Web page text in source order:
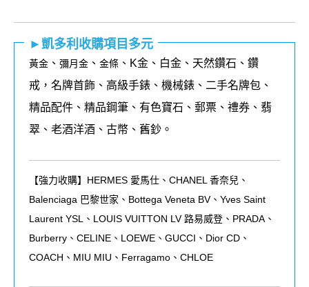
►凱多利收購項目多元
黃金 、 彌月金 、 金條 、K金、白金、天然鑽石、鑽
戒，名牌首飾、高級手錶、機械錶、二手名牌包、
精品配件、精品鋼筆、有色寶石、郵票、禮券、翡
翠、老酒洋酒、古幣、舊鈔。
【強力收購】HERMES 愛馬仕、CHANEL 香奈兒、
Balenciaga 巴黎世家、Bottega Veneta BV、Yves Saint
Laurent YSL、LOUIS VUITTON LV 路易威登、PRADA、
Burberry、CELINE、LOEWE、GUCCI、Dior CD、
COACH、MIU MIU、Ferragamo、CHLOE